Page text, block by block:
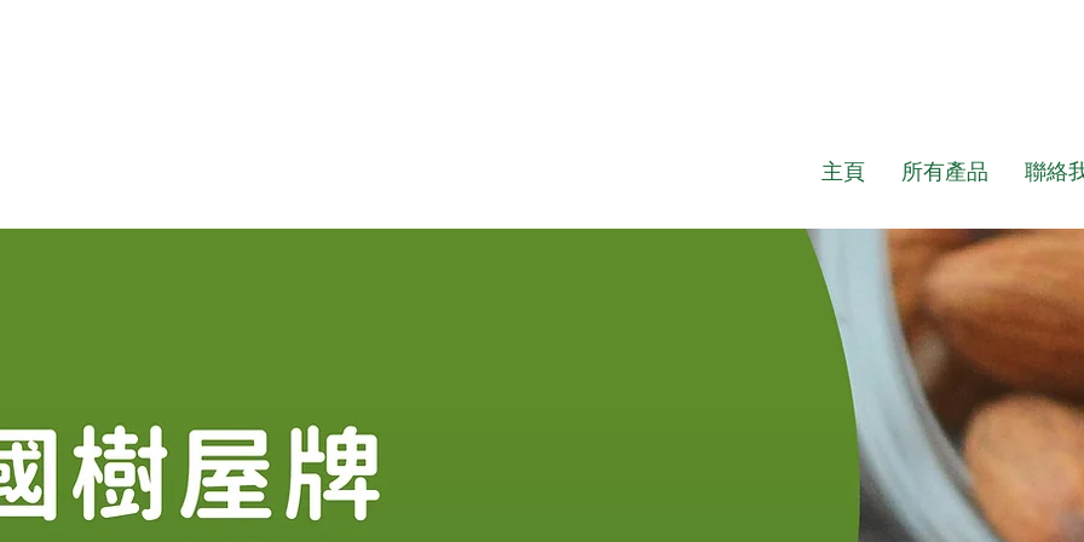
主頁 所有產品 聯絡